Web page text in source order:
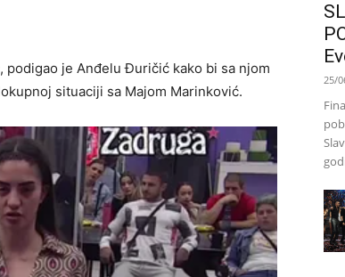
je Anđelu Đuričić kako bi sa njom
situaciji sa Majom Marinković.
25/